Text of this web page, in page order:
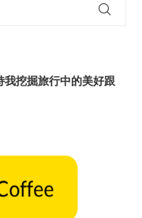
我挖掘旅行中的美好跟